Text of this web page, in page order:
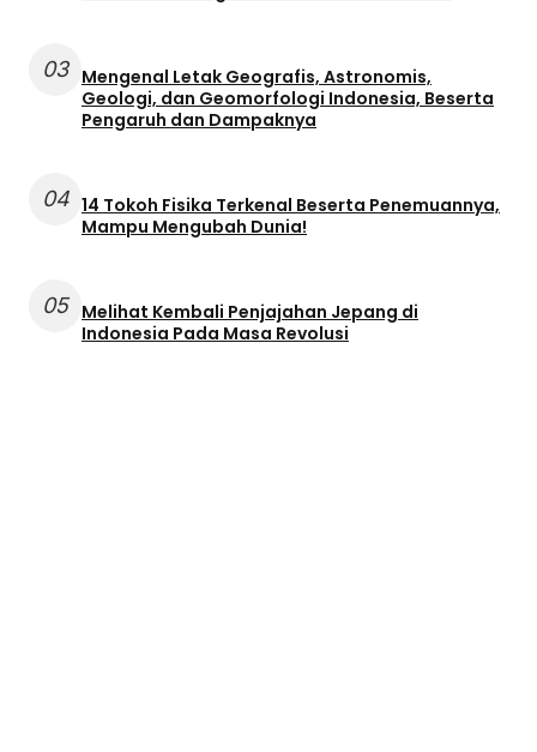
03 Mengenal Letak Geografis, Astronomis,
Geologi, dan Geomorfologi Indonesia, Beserta
Pengaruh dan Dampaknya
04 14 Tokoh Fisika Terkenal Beserta Penemuannya,
Mampu Mengubah Dunia!
05 Melihat Kembali Penjajahan Jepang di
Indonesia Pada Masa Revolusi